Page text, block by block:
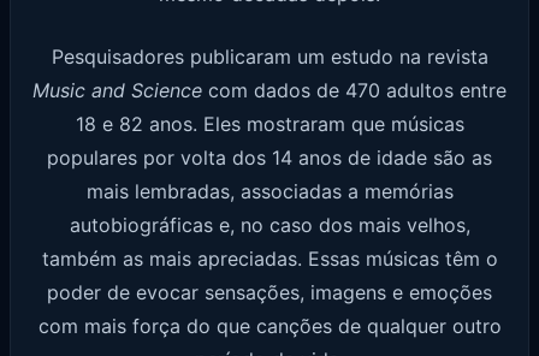
Pesquisadores publicaram um estudo na revista
Music and Science com dados de 470 adultos entre
18 e 82 anos. Eles mostraram que músicas
populares por volta dos 14 anos de idade são as
mais lembradas, associadas a memórias
autobiográficas e, no caso dos mais velhos,
também as mais apreciadas. Essas músicas têm o
poder de evocar sensações, imagens e emoções
com mais força do que canções de qualquer outro